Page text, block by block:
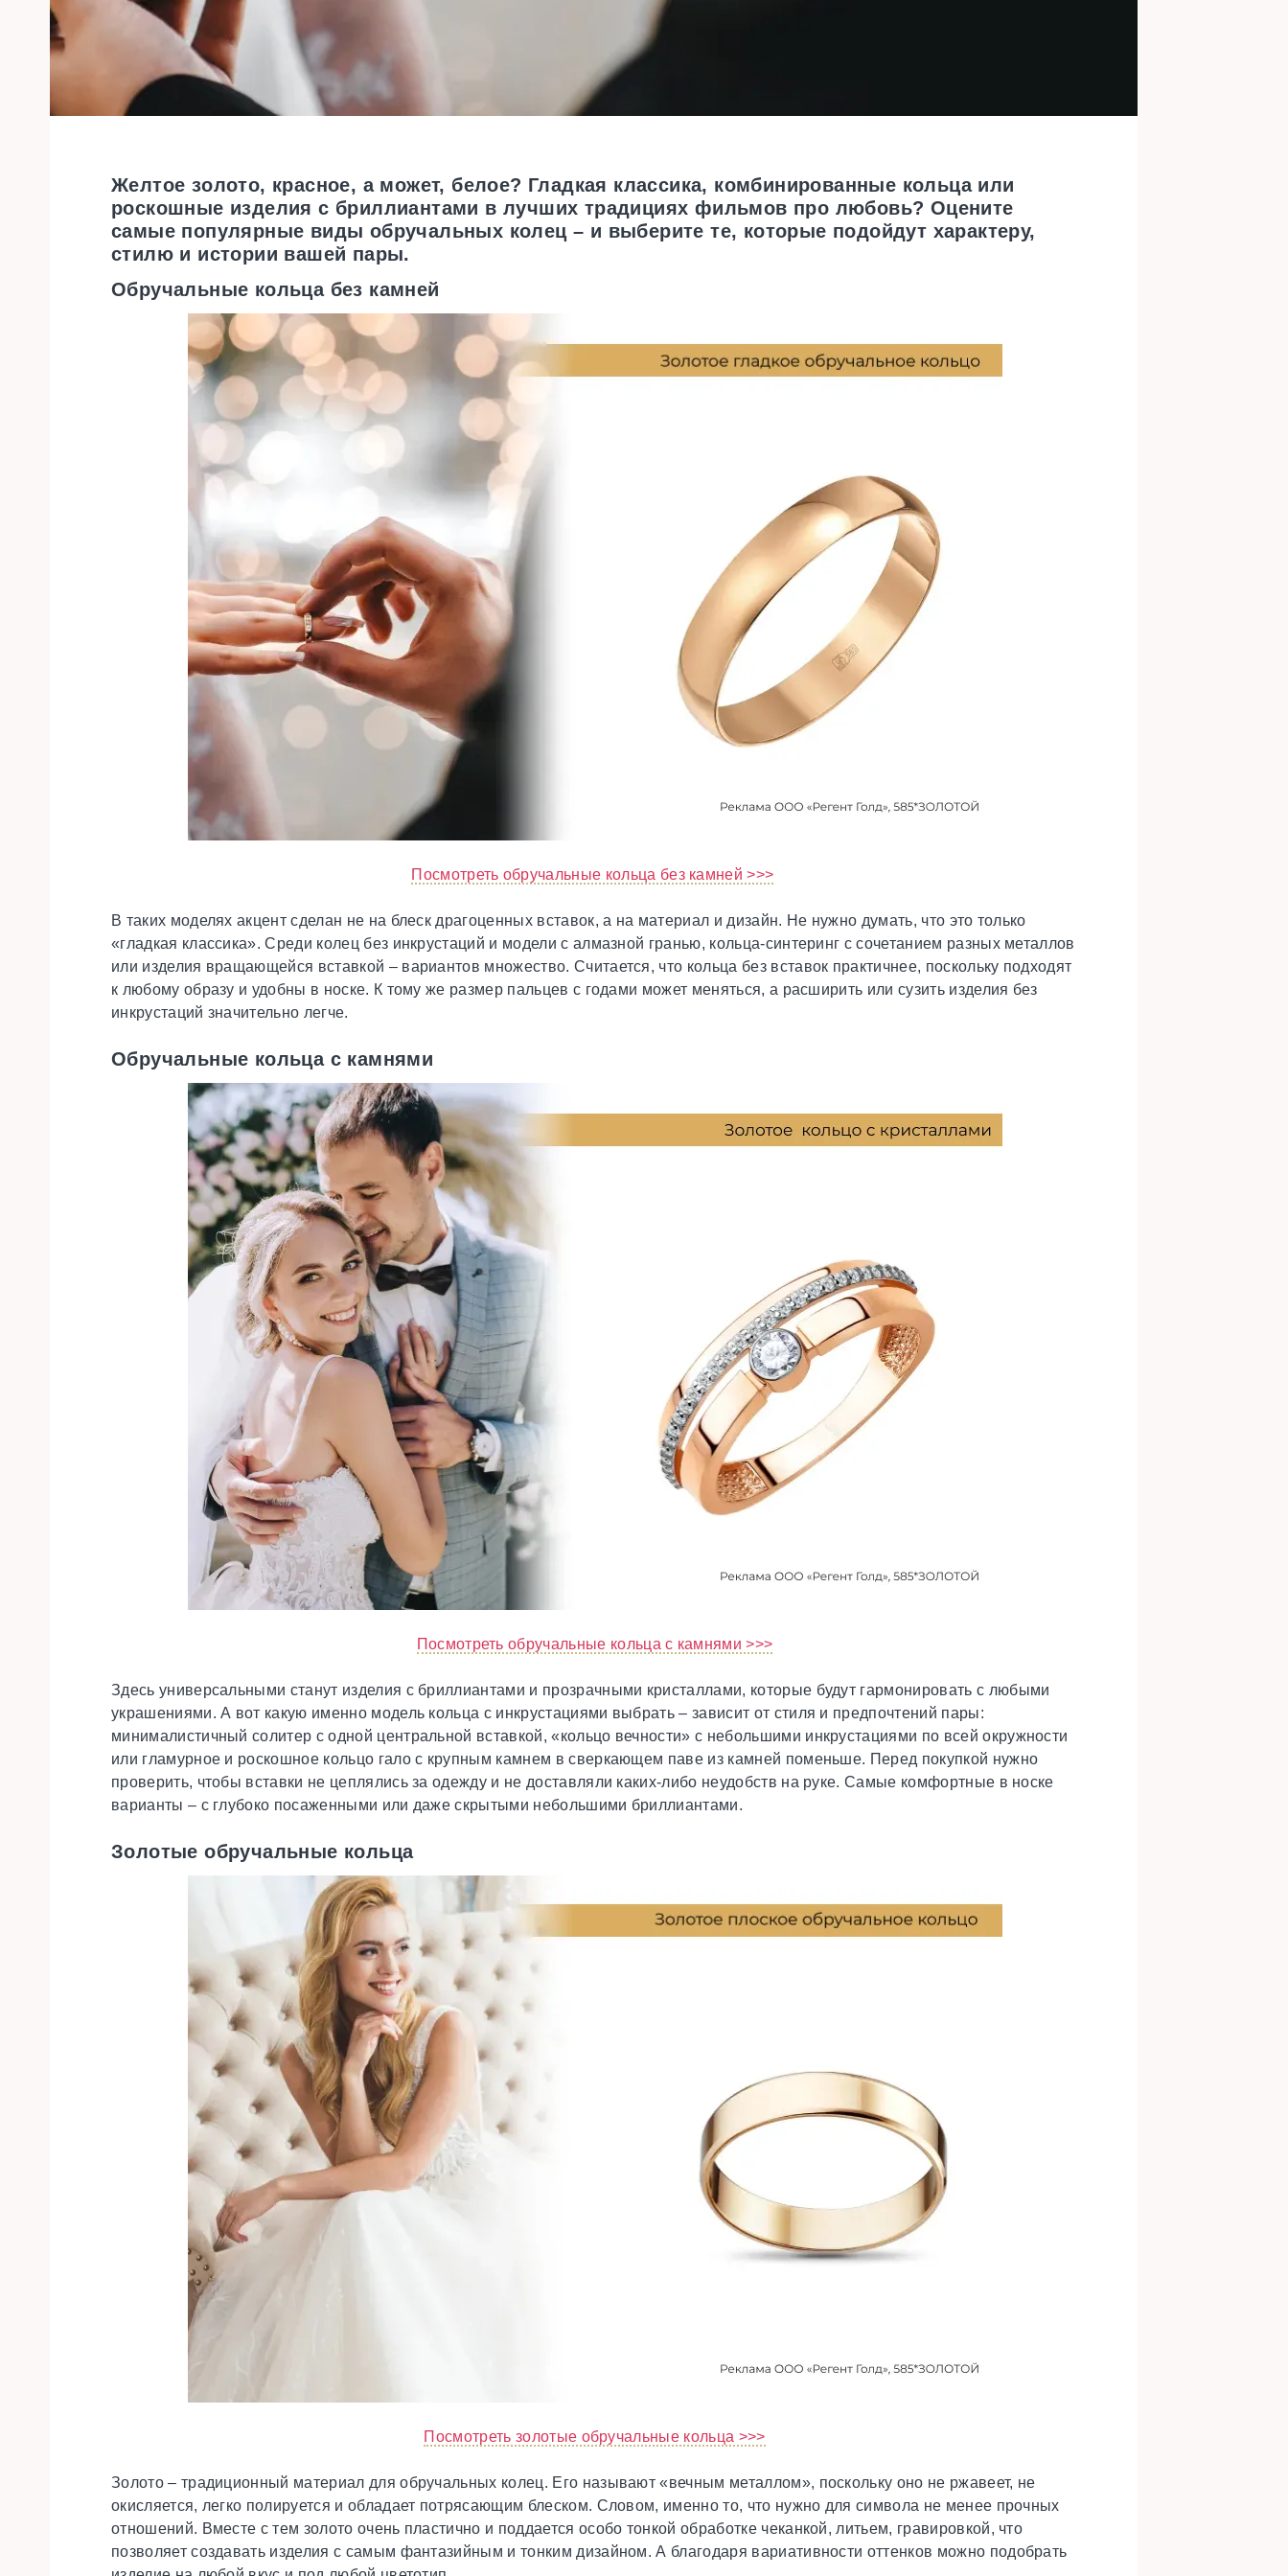
Желтое золото, красное, а может, белое? Гладкая классика, комбинированные кольца или
роскошные изделия с бриллиантами в лучших традициях фильмов про любовь? Оцените
самые популярные виды обручальных колец – и выберите те, которые подойдут характеру,
стилю и истории вашей пары.
Обручальные кольца без камней
Посмотреть обручальные кольца без камней >>>
В таких моделях акцент сделан не на блеск драгоценных вставок, а на материал и дизайн. Не нужно думать, что это только
«гладкая классика». Среди колец без инкрустаций и модели с алмазной гранью, кольца-синтеринг с сочетанием разных металлов
или изделия вращающейся вставкой – вариантов множество. Считается, что кольца без вставок практичнее, поскольку подходят
к любому образу и удобны в носке. К тому же размер пальцев с годами может меняться, а расширить или сузить изделия без
инкрустаций значительно легче.
Обручальные кольца с камнями
Посмотреть обручальные кольца с камнями >>>
Здесь универсальными станут изделия с бриллиантами и прозрачными кристаллами, которые будут гармонировать с любыми
украшениями. А вот какую именно модель кольца с инкрустациями выбрать – зависит от стиля и предпочтений пары:
минималистичный солитер с одной центральной вставкой, «кольцо вечности» с небольшими инкрустациями по всей окружности
или гламурное и роскошное кольцо гало с крупным камнем в сверкающем паве из камней поменьше. Перед покупкой нужно
проверить, чтобы вставки не цеплялись за одежду и не доставляли каких-либо неудобств на руке. Самые комфортные в носке
варианты – с глубоко посаженными или даже скрытыми небольшими бриллиантами.
Золотые обручальные кольца
Посмотреть золотые обручальные кольца >>>
Золото – традиционный материал для обручальных колец. Его называют «вечным металлом», поскольку оно не ржавеет, не
окисляется, легко полируется и обладает потрясающим блеском. Словом, именно то, что нужно для символа не менее прочных
отношений. Вместе с тем золото очень пластично и поддается особо тонкой обработке чеканкой, литьем, гравировкой, что
позволяет создавать изделия с самым фантазийным и тонким дизайном. А благодаря вариативности оттенков можно подобрать